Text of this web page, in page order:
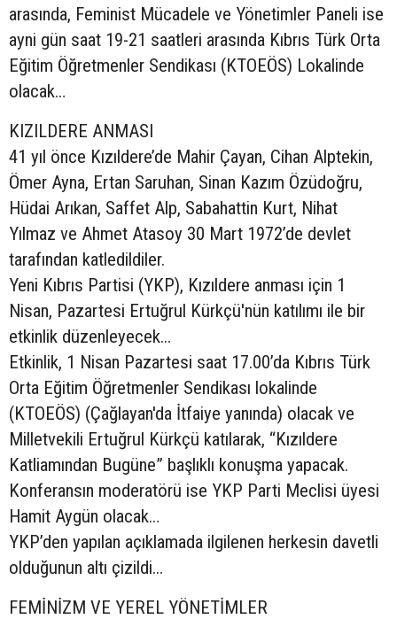
arasında, Feminist Mücadele ve Yönetimler Paneli ise
ayni gün saat 19-21 saatleri arasında Kıbrıs Türk Orta
Eğitim Öğretmenler Sendikası (KTOEÖS) Lokalinde
olacak…
KIZILDERE ANMASI
41 yıl önce Kızıldere’de Mahir Çayan, Cihan Alptekin,
Ömer Ayna, Ertan Saruhan, Sinan Kazım Özüdoğru,
Hüdai Arıkan, Saffet Alp, Sabahattin Kurt, Nihat
Yılmaz ve Ahmet Atasoy 30 Mart 1972’de devlet
tarafından katledildiler.
Yeni Kıbrıs Partisi (YKP), Kızıldere anması için 1
Nisan, Pazartesi Ertuğrul Kürkçü'nün katılımı ile bir
etkinlik düzenleyecek...
Etkinlik, 1 Nisan Pazartesi saat 17.00’da Kıbrıs Türk
Orta Eğitim Öğretmenler Sendikası lokalinde
(KTOEÖS) (Çağlayan'da İtfaiye yanında) olacak ve
Milletvekili Ertuğrul Kürkçü katılarak, “Kızıldere
Katliamından Bugüne” başlıklı konuşma yapacak.
Konferansın moderatörü ise YKP Parti Meclisi üyesi
Hamit Aygün olacak…
YKP’den yapılan açıklamada ilgilenen herkesin davetli
olduğunun altı çizildi...
FEMİNİZM VE YEREL YÖNETİMLER